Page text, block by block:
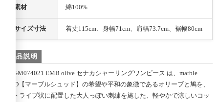
素材 綿100%
サイズ寸法 着丈115cm、身幅71cm、肩幅73.7cm、裾幅80cm
商品説明
03GM074021 EMB olive セナカシャーリングワンピース は、marble
SUD【マーブルシュッド】の希望や平和の象徴であるオリーブと鳩を、
ストライプ状に配置した大人っぽい刺繍を施した、軽やかで涼しいコッ